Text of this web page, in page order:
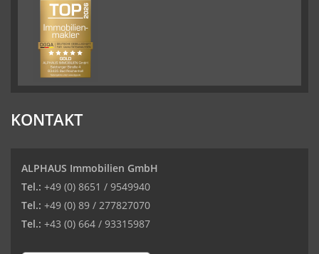
KONTAKT
ALPHAUS Immobilien GmbH
Tel.: +49 (0) 8651 / 9549940
Tel.: +49 (0) 89 / 277827070
Tel.: +43 (0) 664 / 93315987